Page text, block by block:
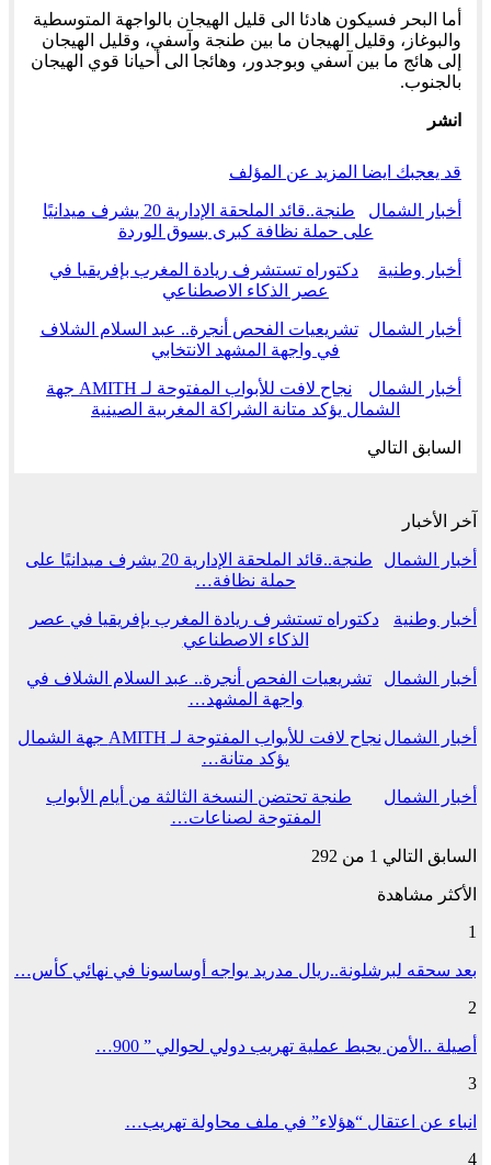
أما البحر فسيكون هادئا الى قليل الهيجان بالواجهة المتوسطية
والبوغاز، وقليل الهيجان ما بين طنجة وآسفي، وقليل الهيجان
إلى هائج ما بين آسفي وبوجدور، وهائجا الى أحيانا قوي الهيجان
بالجنوب.
انشر
قد يعجبك ايضا المزيد عن المؤلف
أخبار الشمال
طنجة..قائد الملحقة الإدارية 20 يشرف ميدانيًا
على حملة نظافة كبرى بسوق الوردة
أخبار وطنية
دكتوراه تستشرف ريادة المغرب بإفريقيا في
عصر الذكاء الاصطناعي
أخبار الشمال
تشريعيات الفحص أنجرة.. عبد السلام الشلاف
في واجهة المشهد الانتخابي
أخبار الشمال
نجاح لافت للأبواب المفتوحة لـ AMITH جهة
الشمال يؤكد متانة الشراكة المغربية الصينية
السابق التالي
آخر الأخبار
أخبار الشمال
طنجة..قائد الملحقة الإدارية 20 يشرف ميدانيًا على
حملة نظافة…
أخبار وطنية
دكتوراه تستشرف ريادة المغرب بإفريقيا في عصر
الذكاء الاصطناعي
أخبار الشمال
تشريعيات الفحص أنجرة.. عبد السلام الشلاف في
واجهة المشهد…
أخبار الشمال
نجاح لافت للأبواب المفتوحة لـ AMITH جهة الشمال
يؤكد متانة…
أخبار الشمال
طنجة تحتضن النسخة الثالثة من أيام الأبواب
المفتوحة لصناعات…
السابق التالي 1 من 292
الأكثر مشاهدة
1
بعد سحقه لبرشلونة..ريال مدريد يواجه أوساسونا في نهائي كأس…
2
أصيلة ..الأمن يحبط عملية تهريب دولي لحوالي ” 900…
3
انباء عن اعتقال “هؤلاء” في ملف محاولة تهريب…
4